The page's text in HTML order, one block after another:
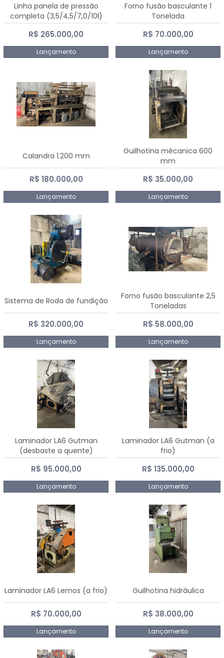
Linha panela de pressão
completa (3,5/4,5/7,0/10l)
R$ 265.000,00
Lançamento
Forno fusão basculante 1
Tonelada
R$ 70.000,00
Lançamento
Calandra 1.200 mm
R$ 180.000,00
Lançamento
Guilhotina mêcanica 600
mm
R$ 35.000,00
Lançamento
Sistema de Roda de fundição
R$ 320.000,00
Lançamento
Forno fusão basculante 2,5
Toneladas
R$ 58.000,00
Lançamento
Laminador LA6 Gutman
(desbaste a quente)
R$ 95.000,00
Lançamento
Laminador LA6 Gutman (a
frio)
R$ 135.000,00
Lançamento
Laminador LA6 Lemos (a frio)
R$ 70.000,00
Lançamento
Guilhotina hidráulica
R$ 38.000,00
Lançamento